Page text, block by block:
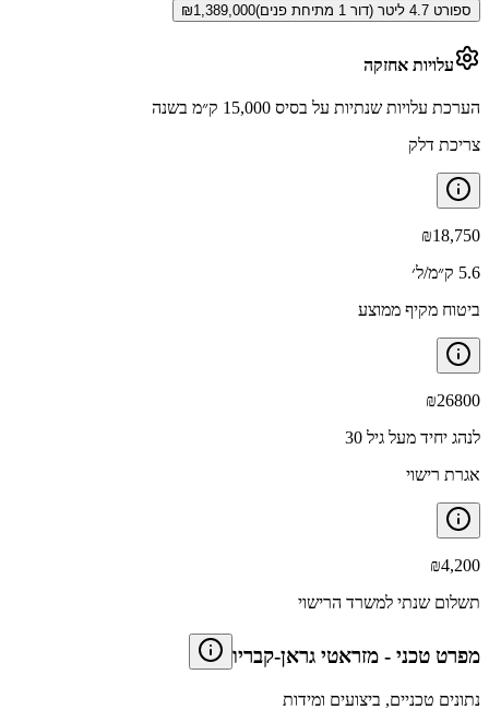
ספורט 4.7 ליטר (דור 1 מתיחת פנים) ₪1,389,000
עלויות אחזקה
הערכת עלויות שנתיות על בסיס 15,000 ק״מ בשנה
צריכת דלק
₪18,750
5.6 ק״מ/ל׳
ביטוח מקיף ממוצע
₪26800
לנהג יחיד מעל גיל 30
אגרת רישוי
₪4,200
תשלום שנתי למשרד הרישוי
מפרט טכני - מזראטי גראן-קבריו
נתונים טכניים, ביצועים ומידות